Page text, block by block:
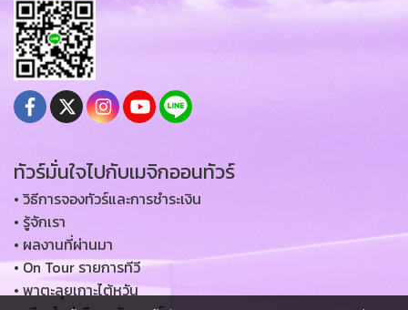
ทัวร์มั่นใจไปกับเมจิกออนทัวร์
• วิธีการจองทัวร์และการชำระเงิน
• รู้จักเรา
• ผลงานที่ผ่านมา
• On Tour รายการทีวี
• พาตะลุยเกาะไต้หวัน